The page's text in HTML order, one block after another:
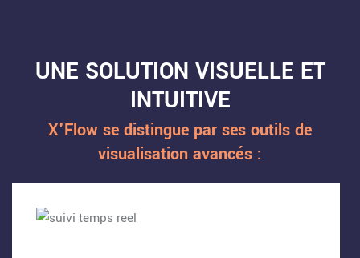
UNE SOLUTION VISUELLE ET
INTUITIVE
X'Flow se distingue par ses outils de
visualisation avancés :